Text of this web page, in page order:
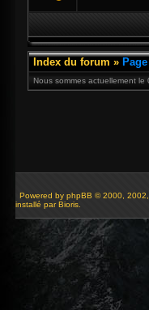
Index du forum »
Nous sommes actuellement
Powered by phpBB © 2000,
installé par Bioris.